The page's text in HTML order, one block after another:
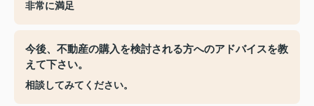
非常に満足
今後、不動産の購入を検討される方へのアドバイスを教
えて下さい。
相談してみてください。